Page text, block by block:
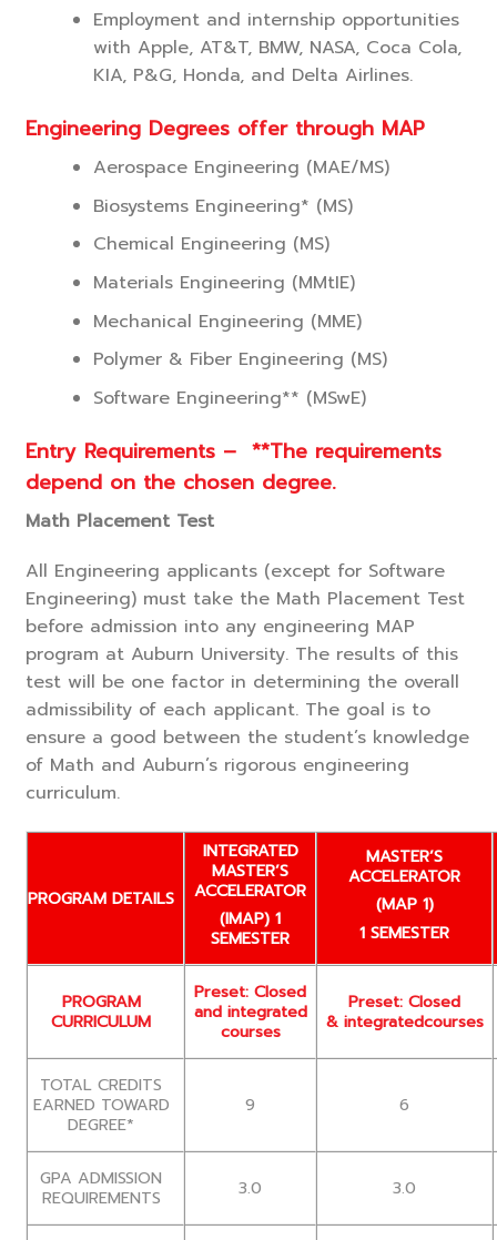
Employment and internship opportunities
with Apple, AT&T, BMW, NASA, Coca Cola,
KIA, P&G, Honda, and Delta Airlines.
Engineering Degrees offer through MAP
Aerospace Engineering (MAE/MS)
Biosystems Engineering* (MS)
Chemical Engineering (MS)
Materials Engineering (MMtIE)
Mechanical Engineering (MME)
Polymer & Fiber Engineering (MS)
Software Engineering** (MSwE)
Entry Requirements – **The requirements
depend on the chosen degree.
Math Placement Test
All Engineering applicants (except for Software
Engineering) must take the Math Placement Test
before admission into any engineering MAP
program at Auburn University. The results of this
test will be one factor in determining the overall
admissibility of each applicant. The goal is to
ensure a good between the student’s knowledge
of Math and Auburn’s rigorous engineering
curriculum.
PROGRAM DETAILS
INTEGRATED
MASTER’S
ACCELERATOR
(IMAP) 1
SEMESTER
MASTER’S
ACCELERATOR
(MAP 1)
1 SEMESTER
PROGRAM
CURRICULUM
Preset: Closed
and integrated
courses
Preset: Closed
& integratedcourses
TOTAL CREDITS
EARNED TOWARD
DEGREE*
9 6
GPA ADMISSION
REQUIREMENTS
3.0 3.0